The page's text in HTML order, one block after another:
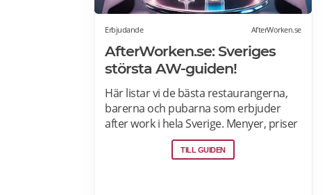
Erbjudande AfterWorken.se
AfterWorken.se: Sveriges
största AW-guiden!
Här listar vi de bästa restaurangerna,
barerna och pubarna som erbjuder
after work i hela Sverige. Menyer, priser
och AW-erbjudanden>>
TILL GUIDEN